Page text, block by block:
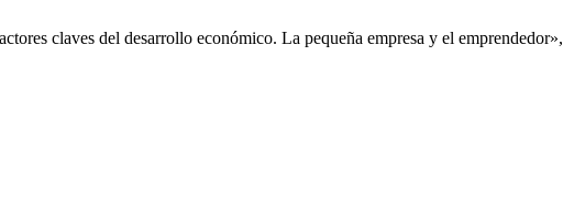
claves del desarrollo económico. La pequeña empresa y el emprendedor»,